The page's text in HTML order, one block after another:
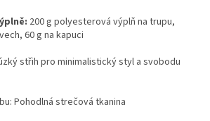
200 g polyesterová výplň na trupu,
60 g na kapuci
střih pro minimalistický styl a svobodu
Pohodlná strečová tkanina